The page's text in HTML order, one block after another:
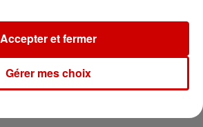
Gérer mes choix
Accepter et fermer